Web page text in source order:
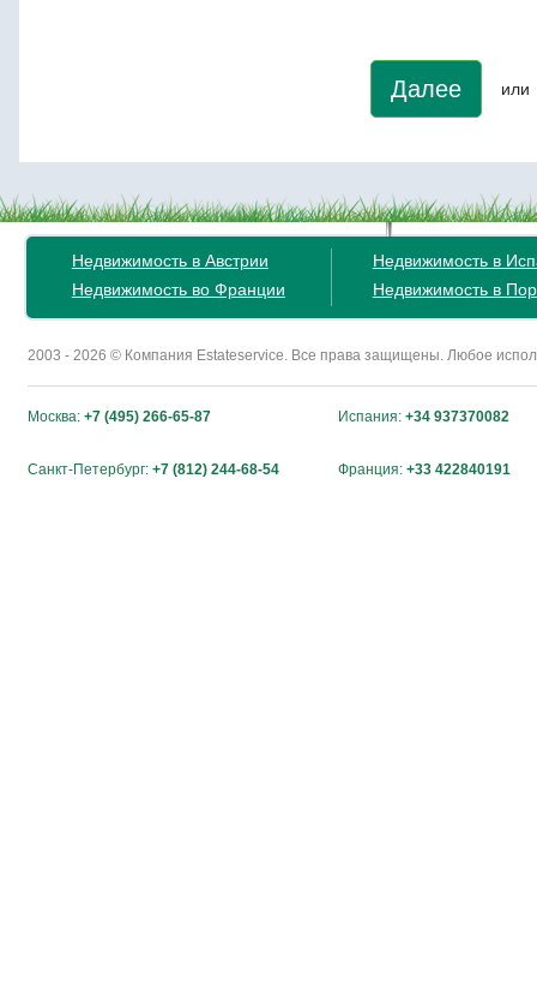
Далее или
Недвижимость в Австрии
Недвижимость во Франции
Недвижимость в
Недвижимость в
2003 - 2026 © Компания Estateservice. Все права защищены. Любое
Москва: +7 (495) 266-65-87 Испания: +34 937370082
Санкт-Петербург: +7 (812) 244-68-54 Франция: +33 422840191